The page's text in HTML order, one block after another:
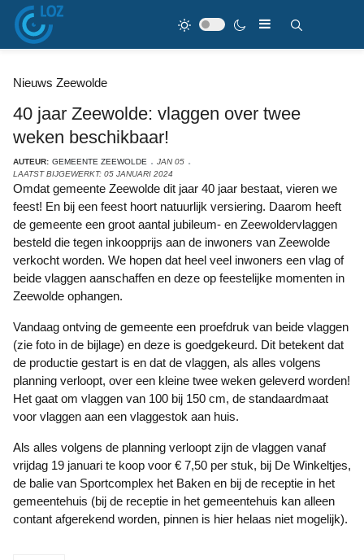
Nieuws Zeewolde
40 jaar Zeewolde: vlaggen over twee
weken beschikbaar!
AUTEUR: GEMEENTE ZEEWOLDE
JAN 05
LAATST BIJGEWERKT: 05 JANUARI 2024
Omdat gemeente Zeewolde dit jaar 40 jaar bestaat, vieren we
feest! En bij een feest hoort natuurlijk versiering. Daarom heeft
de gemeente een groot aantal jubileum- en Zeewoldervlaggen
besteld die tegen inkoopprijs aan de inwoners van Zeewolde
verkocht worden. We hopen dat heel veel inwoners een vlag of
beide vlaggen aanschaffen en deze op feestelijke momenten in
Zeewolde ophangen.
Vandaag ontving de gemeente een proefdruk van beide vlaggen
(zie foto in de bijlage) en deze is goedgekeurd. Dit betekent dat
de productie gestart is en dat de vlaggen, als alles volgens
planning verloopt, over een kleine twee weken geleverd worden!
Het gaat om vlaggen van 100 bij 150 cm, de standaardmaat
voor vlaggen aan een vlaggestok aan huis.
Als alles volgens de planning verloopt zijn de vlaggen vanaf
vrijdag 19 januari te koop voor € 7,50 per stuk, bij De Winkeltjes,
de balie van Sportcomplex het Baken en bij de receptie in het
gemeentehuis (bij de receptie in het gemeentehuis kan alleen
contant afgerekend worden, pinnen is hier helaas niet mogelijk).